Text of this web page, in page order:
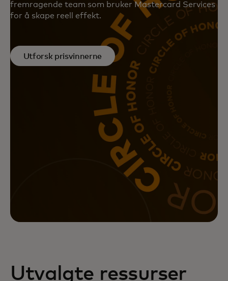
fremragende team som bruker Mastercard Services
for å skape reell effekt.
Utforsk prisvinnerne
Utvalgte ressurser